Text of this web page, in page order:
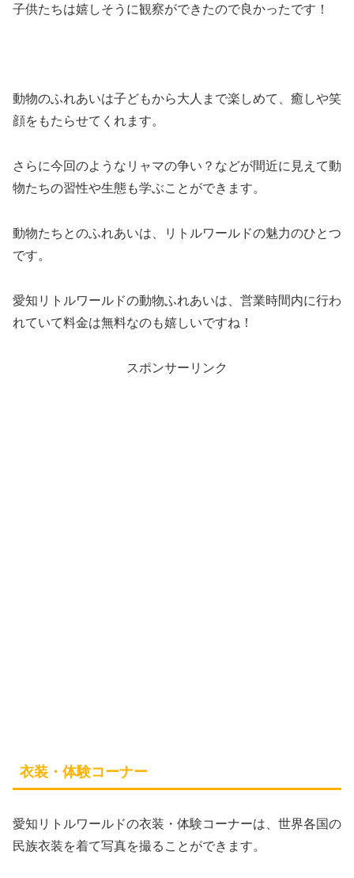
子供たちは嬉しそうに観察ができたので良かったです！
動物のふれあいは子どもから大人まで楽しめて、癒しや笑
顔をもたらせてくれます。
さらに今回のようなリャマの争い？などが間近に見えて動
物たちの習性や生態も学ぶことができます。
動物たちとのふれあいは、リトルワールドの魅力のひとつ
です。
愛知リトルワールドの動物ふれあいは、営業時間内に行わ
れていて料金は無料なのも嬉しいですね！
スポンサーリンク
衣装・体験コーナー
愛知リトルワールドの衣装・体験コーナーは、世界各国の
民族衣装を着て写真を撮ることができます。